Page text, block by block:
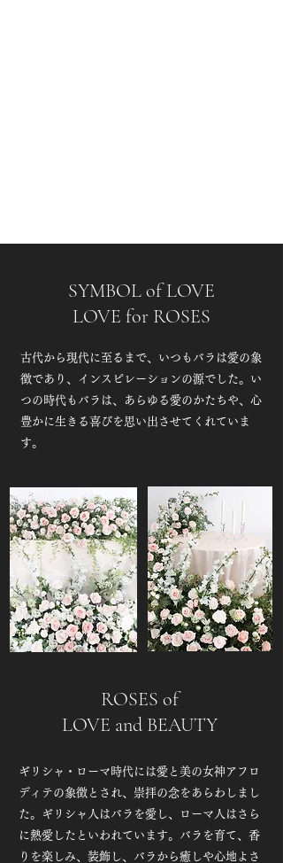
SYMBOL of LOVE
LOVE for ROSES
古代から現代に至るまで、いつもバラは愛の象
徴であり、インスピレーションの源でした。い
つの時代もバラは、あらゆる愛のかたちや、心
豊かに生きる喜びを思い出させてくれていま
す。
ROSES of
LOVE and BEAUTY
ギリシャ・ローマ時代には愛と美の女神アフロ
ディテの象徴とされ、崇拝の念をあらわしまし
た。ギリシャ人はバラを愛し、ローマ人はさら
に熱愛したといわれています。バラを育て、香
りを楽しみ、装飾し、バラから癒しや心地よさ